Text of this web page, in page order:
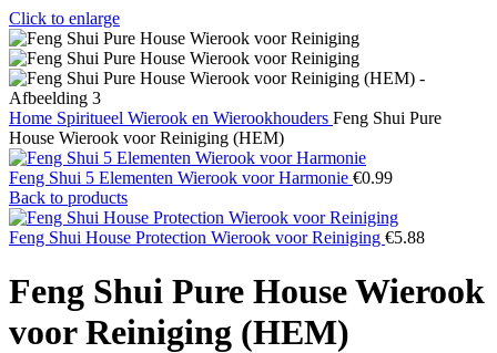
Click to enlarge
Home Spiritueel Wierook en Wierookhouders Feng Shui Pure
House Wierook voor Reiniging (HEM)
Feng Shui 5 Elementen Wierook voor Harmonie €0.99
Back to products
Feng Shui House Protection Wierook voor Reiniging €5.88
Feng Shui Pure House Wierook
voor Reiniging (HEM)